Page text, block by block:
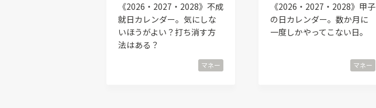
《2026・2027・2028》不成
就日カレンダー。気にしな
いほうがよい？打ち消す方
法はある？
マネー
《2026・2027・2028》甲子
の日カレンダー。数か月に
一度しかやってこない日。
マネー